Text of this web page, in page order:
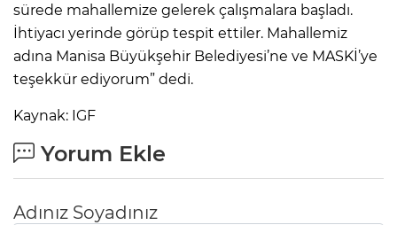
sürede mahallemize gelerek çalışmalara başladı.
İhtiyacı yerinde görüp tespit ettiler. Mahallemiz
adına Manisa Büyükşehir Belediyesi’ne ve MASKİ’ye
teşekkür ediyorum” dedi.
Kaynak: IGF
Yorum Ekle
Adınız Soyadınız